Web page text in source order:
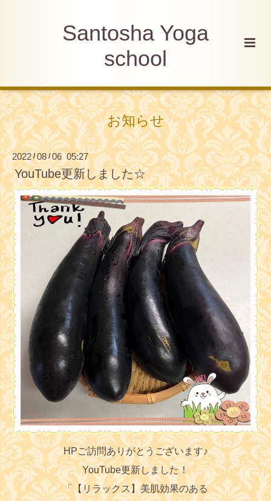
Santosha Yoga
school
お知らせ
2022/08/06 05:27
YouTube更新しました☆
HPご訪問ありがとうございます♪
YouTube更新しました！
「【リラックス】美肌効果のある